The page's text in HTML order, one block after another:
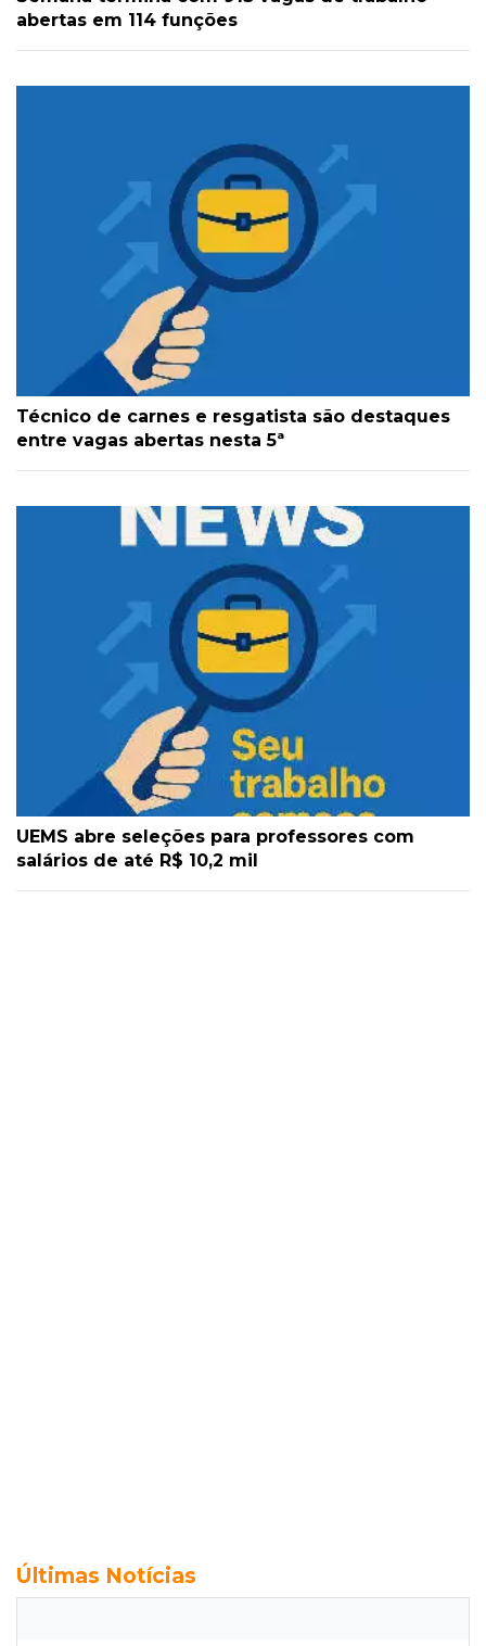
abertas em 114 funções
Técnico de carnes e resgatista são destaques
entre vagas abertas nesta 5ª
UEMS abre seleções para professores com
salários de até R$ 10,2 mil
Últimas Notícias